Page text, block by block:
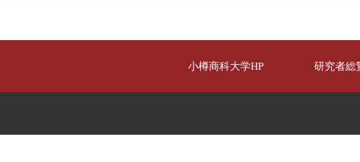
小樽商科大学HP 研究者総